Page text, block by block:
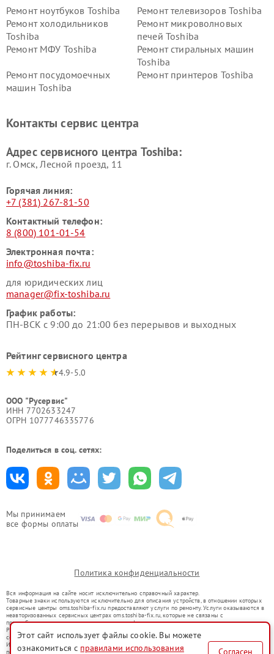
Мы принимаем
все формы оплаты
Ремонт ноутбуков Toshiba
Ремонт телевизоров Toshiba
Ремонт холодильников
Toshiba
Ремонт микроволновых
печей Toshiba
Ремонт МФУ Toshiba
Ремонт стиральных машин
Toshiba
Ремонт посудомоечных
машин Toshiba
Ремонт принтеров Toshiba
Контакты сервис центра
Адрес сервисного центра Toshiba:
г. Омск, ​Лесной проезд, 11
Горячая линия:
+7 (381) 267-81-50
Контактный телефон:
8 (800) 101-01-54
Электронная почта:
info@toshiba-fix.ru
для юридических лиц
manager@fix-toshiba.ru
График работы:
ПН-ВСК с 9:00 до 21:00 без перерывов и выходных
Рейтинг сервисного центра
4.9-5.0
ООО "Русервис"
ИНН 7702633247
ОГРН 1077746335776
Поделиться в соц. сетях:
Политика конфиденциальности
Вся информация на сайте носит исключительно справочный характер.
Товарные знаки используются исключительно для описания устройств, в отношении которых
сервисные центры oms.toshiba-fix.ru предоставляют услуги по ремонту. Услуги оказываются в
неавторизованных сервисных центрах oms.toshiba-fix.ru, которые не связаны с
правообладателями товарных знаков или их официальными представителями.
Ремонт осуществляется для устройств, уже введенных в гражданский оборот в соответствии
со статьей 1487 ГК РФ.
Использование товарных знаков не преследует цели индивидуализации услуг или введения
потребителей в заблуждение, а служит для информирования о предоставляемых услугах по
Этот сайт использует файлы cookie. Вы можете
ознакомиться с правилами использования Согласен